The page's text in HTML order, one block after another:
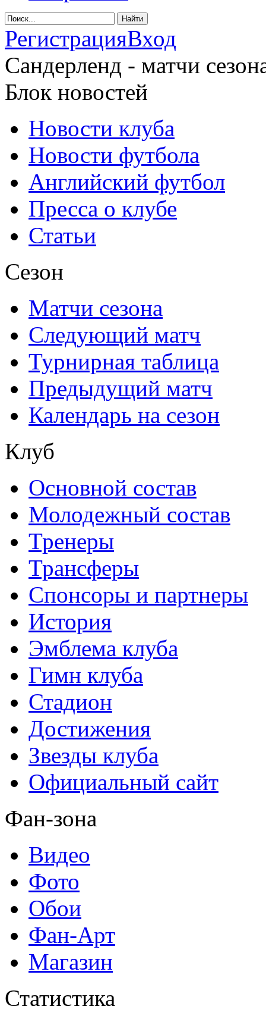
РегистрацияВход
Сандерленд - матчи
Блок новостей
Новости клуба
Новости футбола
Английский футбол
Пресса о клубе
Статьи
Сезон
Матчи сезона
Следующий матч
Турнирная таблица
Предыдущий матч
Календарь на сезон
Клуб
Основной состав
Молодежный состав
Тренеры
Трансферы
Спонсоры и партнеры
История
Эмблема клуба
Гимн клуба
Стадион
Достижения
Звезды клуба
Официальный сайт
Фан-зона
Видео
Фото
Обои
Фан-Арт
Магазин
Статистика